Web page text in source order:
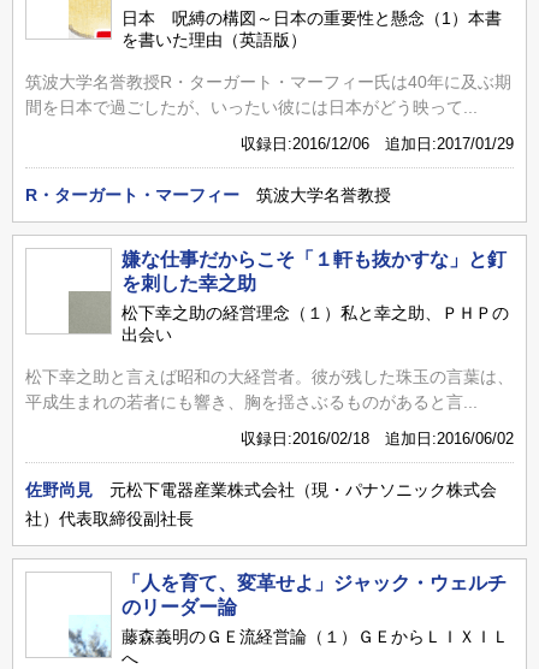
日本 呪縛の構図～日本の重要性と懸念（1）本書
を書いた理由（英語版）
筑波大学名誉教授R・ターガート・マーフィー氏は40年に及ぶ期
間を日本で過ごしたが、いったい彼には日本がどう映って...
収録日:2016/12/06 追加日:2017/01/29
R・ターガート・マーフィー 筑波大学名誉教授
嫌な仕事だからこそ「１軒も抜かすな」と釘
を刺した幸之助
松下幸之助の経営理念（１）私と幸之助、ＰＨＰの
出会い
松下幸之助と言えば昭和の大経営者。彼が残した珠玉の言葉は、
平成生まれの若者にも響き、胸を揺さぶるものがあると言...
収録日:2016/02/18 追加日:2016/06/02
佐野尚見
元松下電器産業株式会社（現・パナソニック株式会
社）代表取締役副社長
「人を育て、変革せよ」ジャック・ウェルチ
のリーダー論
藤森義明のＧＥ流経営論（１）ＧＥからＬＩＸＩＬ
へ